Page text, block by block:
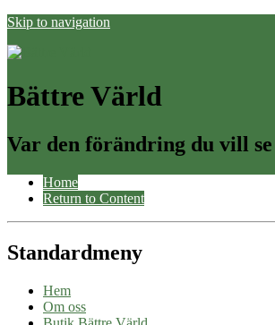
Skip to navigation
Bättre Värld
Var den förändring du vill se
Home
Return to Content
Standardmeny
Hem
Om oss